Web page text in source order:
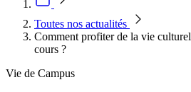
Toutes nos actualités
Comment profiter de la vie
cours ?
Vie de Campus